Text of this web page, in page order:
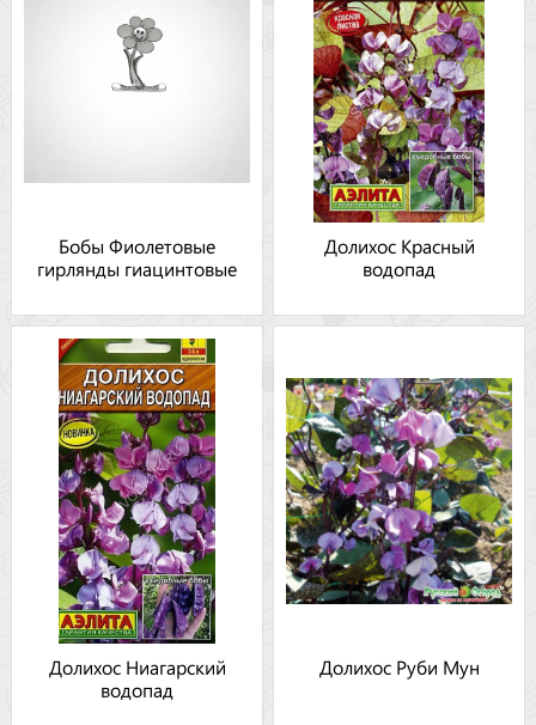
Бобы Фиолетовые
гирлянды гиацинтовые
Долихос Красный
водопад
Долихос Ниагарский
водопад
Долихос Руби Мун